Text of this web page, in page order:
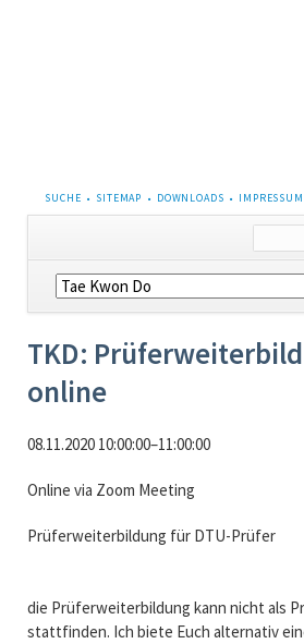
NAVIGATION
ÜBERSPRINGEN
SUCHE SITEMAP DOWNLOADS IMPRESSUM
Navigation
überspringen
TKD:
online
08.11.2020 10:00:00–11:00:00
Online via Zoom Meeting
Prüferweiterbildung für DTU-Prüfer
die Prüferweiterbildung kann nicht als
stattfinden. Ich biete Euch alternativ